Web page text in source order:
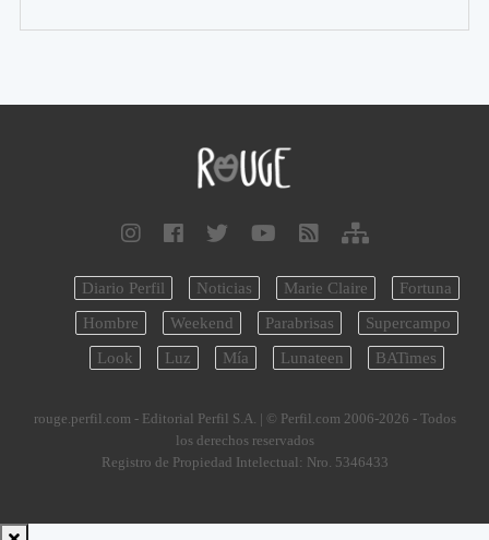
Diario Perfil Noticias Marie Claire
Fortuna
Hombre
Weekend Parabrisas
Supercampo
Look
Luz Mía Lunateen BATimes
rouge.perfil.com - Editorial Perfil S.A. | © Perfil.com 2006-2026 - Todos
los derechos reservados
Registro de Propiedad Intelectual: Nro. 5346433